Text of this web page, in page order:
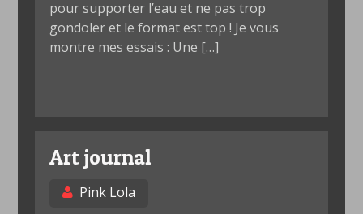
pour supporter l’eau et ne pas trop
gondoler et le format est top ! Je vous
montre mes essais : Une […]
Art journal
Pink Lola